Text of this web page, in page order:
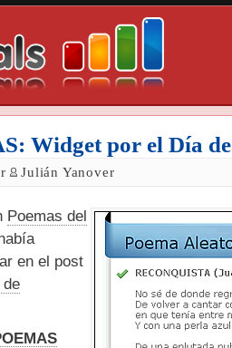
Widget por el Día
Julián Yanover
Poemas del
en el post
de